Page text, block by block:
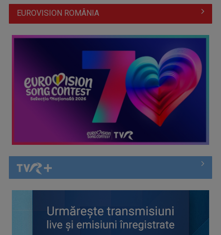
Cate Blanchett este „Blue Jasmine” – sâmbătă seară, la TVR
Spectacol total la TVR: David Popovici și tricolorii luptă
EUROVISION ROMÂNIA